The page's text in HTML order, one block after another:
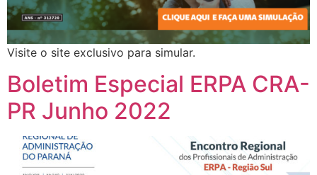
Visite o site exclusivo para simular.
Boletim Especial ERPA CRA-
PR Junho 2022